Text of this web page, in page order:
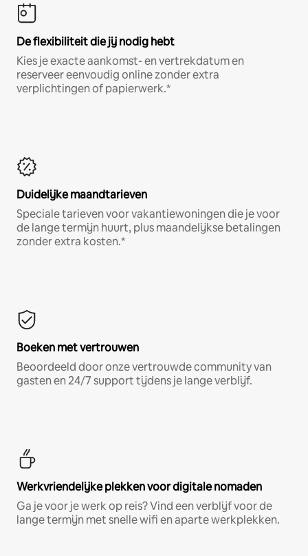
De flexibiliteit die jij nodig hebt
Kies je exacte aankomst- en vertrekdatum en
reserveer eenvoudig online zonder extra
verplichtingen of papierwerk.*
Duidelijke maandtarieven
Speciale tarieven voor vakantiewoningen die je voor
de lange termijn huurt, plus maandelijkse betalingen
zonder extra kosten.*
Boeken met vertrouwen
Beoordeeld door onze vertrouwde community van
gasten en 24/7 support tijdens je lange verblijf.
Werkvriendelijke plekken voor digitale nomaden
Ga je voor je werk op reis? Vind een verblijf voor de
lange termijn met snelle wifi en aparte werkplekken.